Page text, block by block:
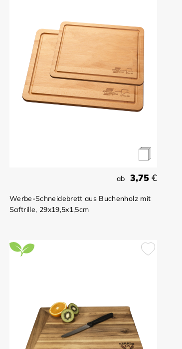
ab 3,75 €
Werbe-Schneidebrett aus Buchenholz mit
Saftrille, 29x19,5x1,5cm